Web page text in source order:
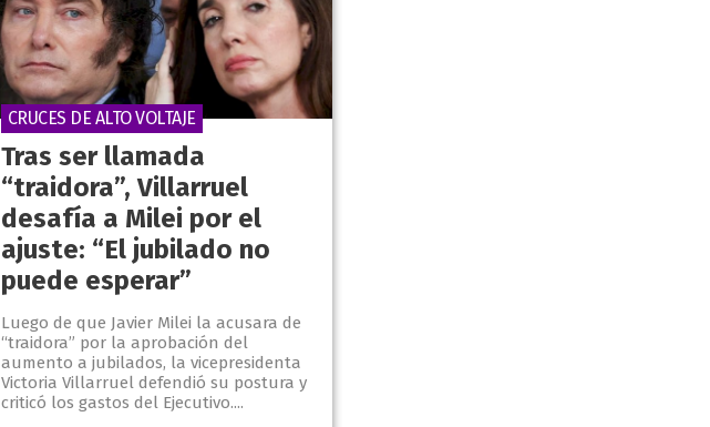
Tras ser llamada
“traidora”, Villarruel
desafía a Milei por el
ajuste: “El jubilado no
puede esperar”
Luego de que Javier Milei la acusara de
“traidora” por la aprobación del
aumento a jubilados, la vicepresidenta
Victoria Villarruel defendió su postura y
criticó los gastos del Ejecutivo....
CRUCES DE ALTO VOLTAJE